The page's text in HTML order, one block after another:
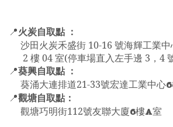
📍火炭自取點 ：
沙田火炭禾盛街 10-16 號海輝工業中
2 樓 04 室(停車場直入左手邊 3，4
📍葵興自取點 ：
葵涌大連排道21-33號宏達工業中心6
📍觀塘自取點：
觀塘巧明街112號友聯大廈6樓A室